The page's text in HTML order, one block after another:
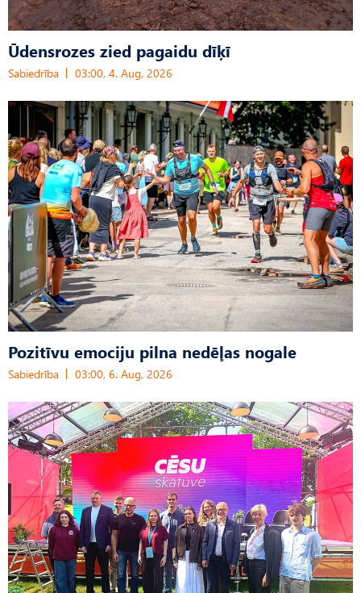
Ūdensrozes zied pagaidu dīķī
Sabiedrība 03:00, 4. Aug, 2026
Pozitīvu emociju pilna nedēļas nogale
Sabiedrība 03:00, 6. Aug, 2026